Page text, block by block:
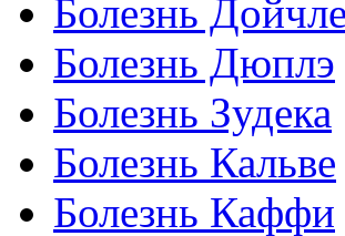
Болезнь
Болезнь Дюплэ
Болезнь Зудека
Болезнь Кальве
Болезнь Каффи